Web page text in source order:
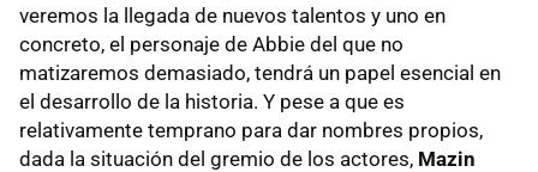
veremos la llegada de nuevos talentos y uno en
concreto, el personaje de Abbie del que no
matizaremos demasiado, tendrá un papel esencial en
el desarrollo de la historia. Y pese a que es
relativamente temprano para dar nombres propios,
dada la situación del gremio de los actores, Mazin